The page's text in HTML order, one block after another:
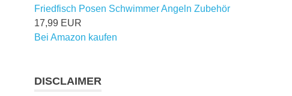
Friedfisch Posen Schwimmer Angeln Zubehör
17,99 EUR
Bei Amazon kaufen
DISCLAIMER